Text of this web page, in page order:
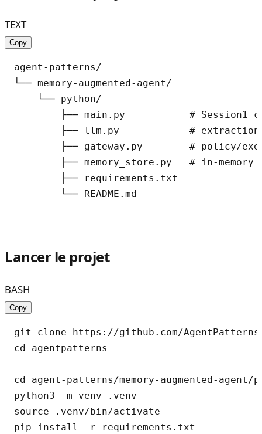
TEXT
Copy
agent-patterns/
└── memory-augmented-agent/
    └── python/
├── main.py           # Session1
├── llm.py            #
├── gateway.py        # policy/
├── memory_store.py   # in-memory
        ├── requirements.txt
Lancer le projet
BASH
Copy
git clone https://github.com/
cd agentpatterns
cd agent-patterns/memory-augmented-agent/
python3 -m venv .venv
source .venv/bin/activate